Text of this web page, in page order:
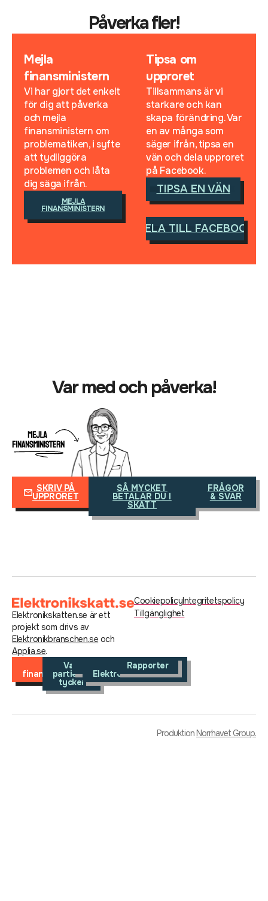
Påverka fler!
Mejla
finansministern
Vi har gjort det enkelt
för dig att påverka
och mejla
finansministern om
problematiken, i syfte
att tydliggöra
problemen och låta
dig säga ifrån.
MEJLA
FINANSMINISTERN
Tipsa om
upproret
Tillsammans är vi
starkare och kan
skapa förändring. Var
en av många som
säger ifrån, tipsa en
vän och dela upproret
på Facebook.
TIPSA EN VÄN
DELA TILL FACEBOOK
Var med och påverka!
SKRIV PÅ
UPPRORET
SÅ MYCKET
BETALAR DU I
SKATT
FRÅGOR
& SVAR
Elektronikskatten.se är ett
projekt som drivs av
Elektronikbranschen.se och
Applia.se.
Mejla
finansministern
Vad
partierna
tycker
Om
Elektronikskatten.se
Rapporter
CookiepolicyIntegritetspolicy
Tillgänglighet
ProduktionNorrhavet Group.